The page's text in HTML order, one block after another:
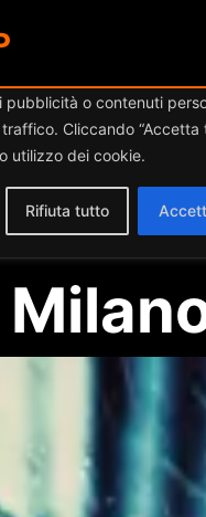
tua privacy
pubblicità o contenuti
Cliccando “Accetta
utilizzo dei cookie.
Rifiuta tutto